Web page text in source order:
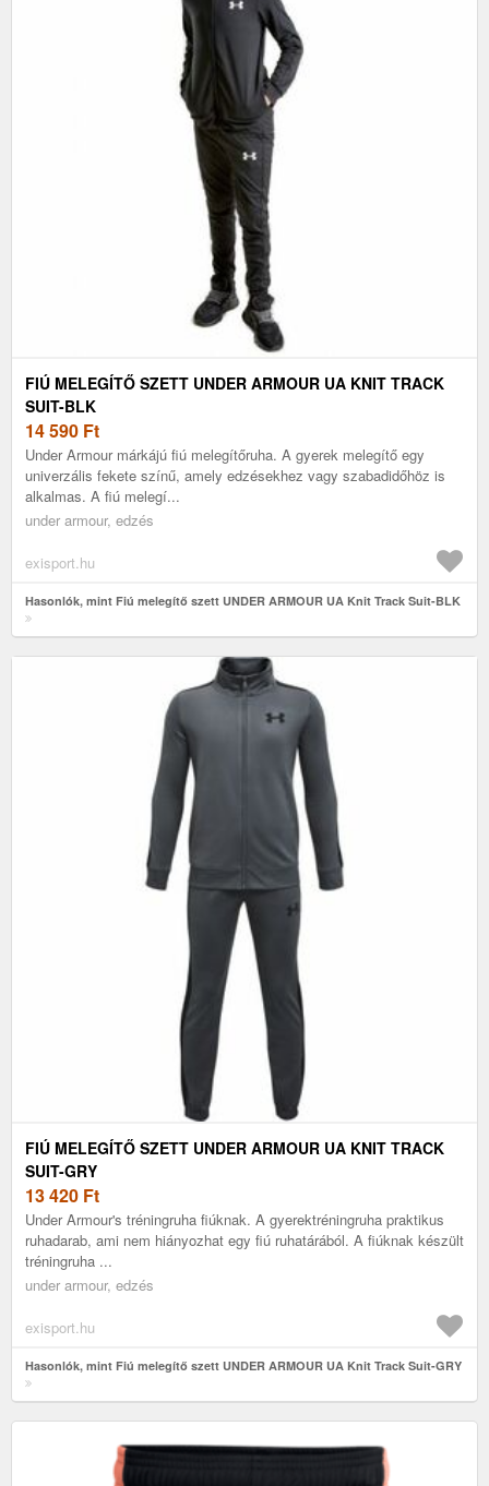
FIÚ MELEGÍTŐ SZETT UNDER ARMOUR UA KNIT TRACK
SUIT-BLK
14 590 Ft
Under Armour márkájú fiú melegítőruha. A gyerek melegítő egy
univerzális fekete színű, amely edzésekhez vagy szabadidőhöz is
alkalmas. A fiú melegí...
under armour, edzés
exisport.hu
Hasonlók, mint Fiú melegítő szett UNDER ARMOUR UA Knit Track Suit-BLK
FIÚ MELEGÍTŐ SZETT UNDER ARMOUR UA KNIT TRACK
SUIT-GRY
13 420 Ft
Under Armour's tréningruha fiúknak. A gyerektréningruha praktikus
ruhadarab, ami nem hiányozhat egy fiú ruhatárából. A fiúknak készült
tréningruha ...
under armour, edzés
exisport.hu
Hasonlók, mint Fiú melegítő szett UNDER ARMOUR UA Knit Track Suit-GRY